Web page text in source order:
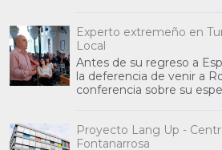
Experto extremeño en
Local
Antes de su regreso a
la deferencia de venir a
conferencia sobre su
Proyecto Lang Up -
Fontanarrosa